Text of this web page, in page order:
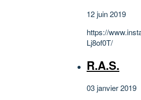
12 juin 2019
https://
Lj8of0T/
R.A.S.
03 janvier 2019